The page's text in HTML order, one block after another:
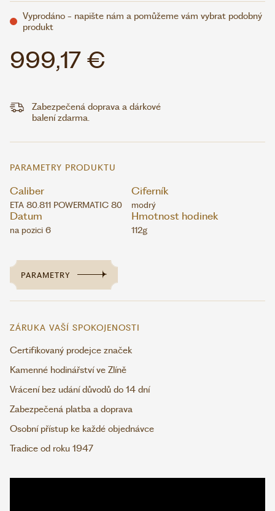
Vyprodáno - napište nám a pomůžeme vám vybrat podobný
produkt
999,17 €
Zabezpečená doprava a dárkové
balení zdarma.
PARAMETRY PRODUKTU
Caliber
ETA 80.811 POWERMATIC 80
Ciferník
modrý
Datum
na pozici 6
Hmotnost hodinek
112g
PARAMETRY
ZÁRUKA VAŠÍ SPOKOJENOSTI
Certifikovaný prodejce značek
Kamenné hodinářství ve Zlíně
Vrácení bez udání důvodů do 14 dní
Zabezpečená platba a doprava
Osobní přístup ke každé objednávce
Tradice od roku 1947